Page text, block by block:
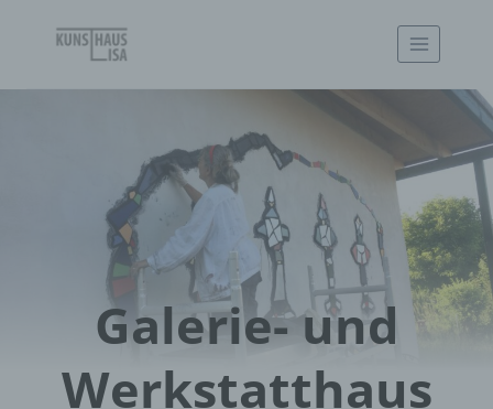
springen
Galerie- und
Werkstatthaus